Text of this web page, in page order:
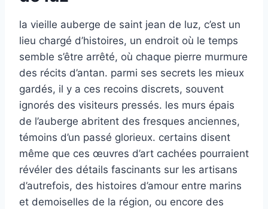
la vieille auberge de saint jean de luz, c’est un
lieu chargé d’histoires, un endroit où le temps
semble s’être arrêté, où chaque pierre murmure
des récits d’antan. parmi ses secrets les mieux
gardés, il y a ces recoins discrets, souvent
ignorés des visiteurs pressés. les murs épais
de l’auberge abritent des fresques anciennes,
témoins d’un passé glorieux. certains disent
même que ces œuvres d’art cachées pourraient
révéler des détails fascinants sur les artisans
d’autrefois, des histoires d’amour entre marins
et demoiselles de la région, ou encore des